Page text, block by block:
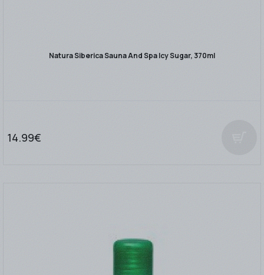
Natura Siberica Sauna And Spa Icy Sugar, 370ml
14.99€